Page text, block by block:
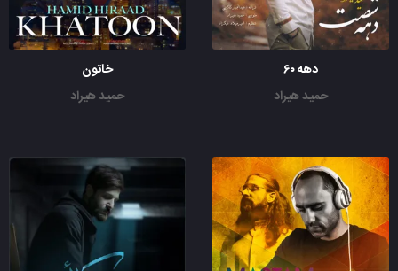
دهه ۶۰
حمید هیراد
خاتون
حمید هیراد